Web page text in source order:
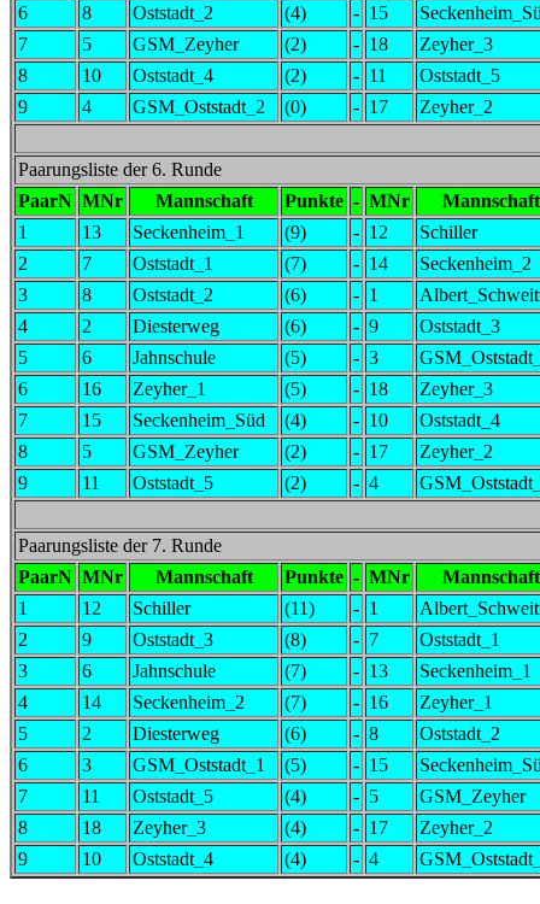
6
8 Oststadt_2 (4) - 15
7
5 GSM_Zeyher (2) - 18
Zeyher_3
8
10 Oststadt_4 (2) - 11
Oststadt_5
9
4 GSM_Oststadt_2 (0) - 17 Zeyher_2
Paarungsliste der 6. Runde
PaarN MNr Mannschaft Punkte - MNr
Mannschaft
1
13 Seckenheim_1 (9) - 12
Schiller
2
7 Oststadt_1 (7) - 14
Seckenheim_2
3
8 Oststadt_2 (6) - 1
4
2 Diesterweg (6) - 9
Oststadt_3
5
6 Jahnschule (5) - 3
6
16 Zeyher_1 (5) - 18
Zeyher_3
7
15 Seckenheim_Süd (4) - 10
Oststadt_4
8
5 GSM_Zeyher (2) - 17
Zeyher_2
9
11 Oststadt_5 (2) - 4
Paarungsliste der 7. Runde
PaarN MNr Mannschaft Punkte - MNr
Mannschaft
1
12 Schiller (11) - 1
2
9 Oststadt_3 (8) - 7
Oststadt_1
3
6 Jahnschule (7) - 13
Seckenheim_1
4
14 Seckenheim_2 (7) - 16
Zeyher_1
5
2 Diesterweg (6) - 8
Oststadt_2
6
3 GSM_Oststadt_1 (5) - 15
7
11 Oststadt_5 (4) - 5
GSM_Zeyher
8
18 Zeyher_3 (4) - 17
Zeyher_2
9
10 Oststadt_4 (4) - 4